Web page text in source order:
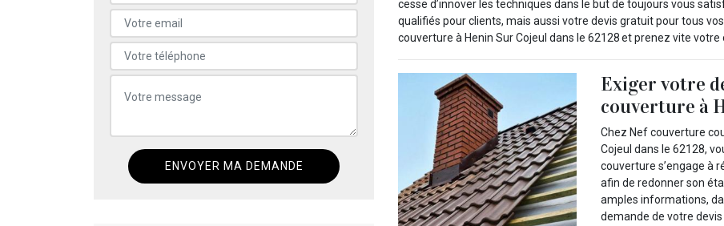
cesse d’innover les techniques dans le but de toujours vous
qualifiés pour clients, mais aussi votre devis gratuit pour tous
couverture à Henin Sur Cojeul dans le 62128 et prenez vite
Exiger votre
couverture à
Chez Nef couverture
Cojeul dans le 62128,
couverture s’engage à
afin de redonner son
amples informations,
demande de votre